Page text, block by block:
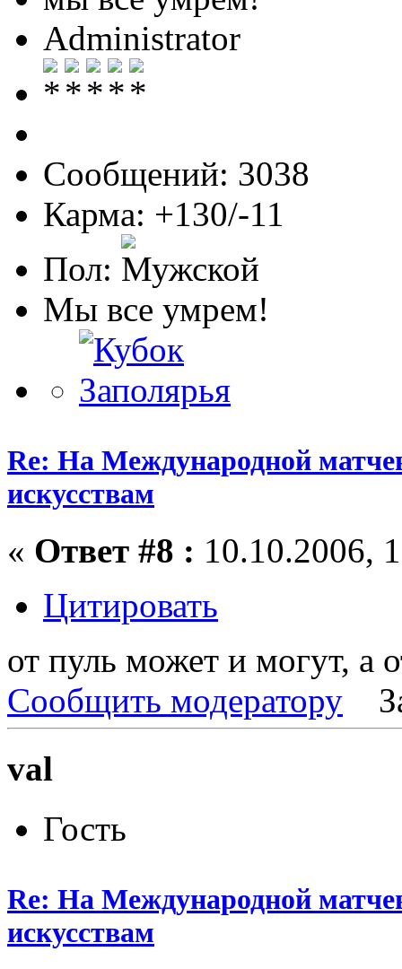
Administrator
Сообщений: 3038
Карма: +130/-11
Пол:
Мы все умрем!
Re: На Международной
искусствам
« Ответ #8 : 10.10.2006,
Цитировать
от пуль может и могут, а
Сообщить модератору
val
Гость
Re: На Международной
искусствам